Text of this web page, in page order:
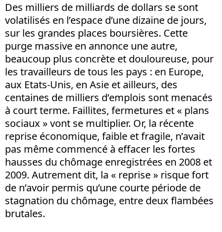
Des milliers de milliards de dollars se sont
volatilisés en l’espace d’une dizaine de jours,
sur les grandes places boursières. Cette
purge massive en annonce une autre,
beaucoup plus concrète et douloureuse, pour
les travailleurs de tous les pays : en Europe,
aux Etats-Unis, en Asie et ailleurs, des
centaines de milliers d’emplois sont menacés
à court terme. Faillites, fermetures et « plans
sociaux » vont se multiplier. Or, la récente
reprise économique, faible et fragile, n’avait
pas même commencé à effacer les fortes
hausses du chômage enregistrées en 2008 et
2009. Autrement dit, la « reprise » risque fort
de n’avoir permis qu’une courte période de
stagnation du chômage, entre deux flambées
brutales.